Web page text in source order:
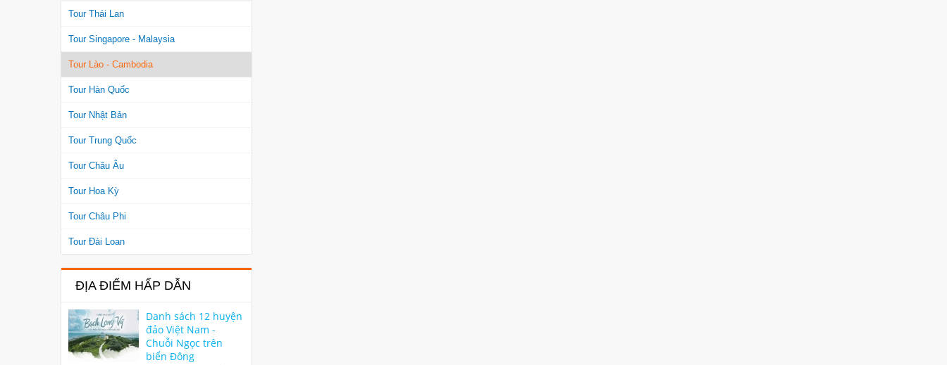
Tour Thái Lan
Tour Singapore - Malaysia
Tour Lào - Cambodia
Tour Hàn Quốc
Tour Nhật Bản
Tour Trung Quốc
Tour Châu Âu
Tour Hoa Kỳ
Tour Châu Phi
Tour Đài Loan
ĐỊA ĐIỂM HẤP DẪN
Danh sách 12 huyện
đảo Việt Nam -
Chuỗi Ngọc trên
biển Đông